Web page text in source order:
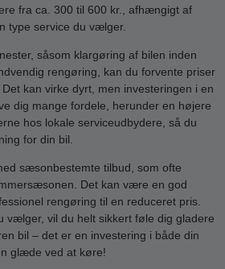
fra ca. 300 til 600 kr., afhængigt af
type service du vælger.
såsom klargøring af bilen inden
rengøring, kan du forvente priser
kan virke dyrt, men investeringen i en
dig mange fordele, herunder en højere
hos lokale serviceudbydere, så du
for din bil.
sæsonbestemte tilbud, som ofte
Det kan være en god
rengøring til en reduceret pris.
vælger, vil du helt sikkert føle dig gladere
bil – det er en investering i både din
glæde ved at køre!